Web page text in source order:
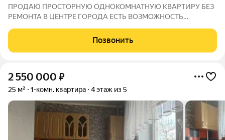
ПРОДАЮ ПРОСТОРНУЮ ОДНОКОМНАТНУЮ КВАРТИРУ БЕЗ
РЕМОНТА В ЦЕНТРЕ ГОРОДА ЕСТЬ ВОЗМОЖНОСТЬ
УДОБНОЕ РАСПОЛОЖЕНИЕ ДОМА С РАЗВИТОЙ
ИНФРАСТРУКТУРОЙ В ШАГОВОЙ ДОСТУПНОСТИ ШКОЛЫ 8,
Позвонить
2 550 000 ₽
25 м² 1-комн. квартира 4 этаж из 5